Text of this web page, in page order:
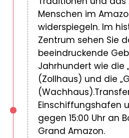
Menschen im
widerspiegeln. Im
Zentrum sehen Sie
beeindruckende
Jahrhundert wie die
(Zollhaus) und die
Einschiffungshafen
gegen 15:00 Uhr an
Grand Amazon.